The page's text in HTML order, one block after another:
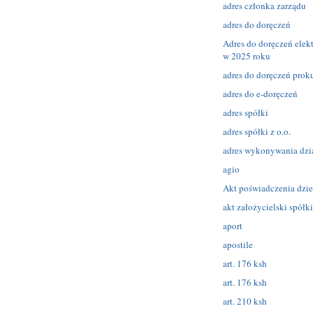
adres członka zarządu
adres do doręczeń
Adres do doręczeń
w 2025 roku
adres do doręczeń
adres do e-doręczeń
adres spółki
adres spółki z o.o.
adres wykonywania
agio
Akt poświadczenia
akt założycielski
aport
apostile
art. 176 ksh
art. 176 ksh
art. 210 ksh